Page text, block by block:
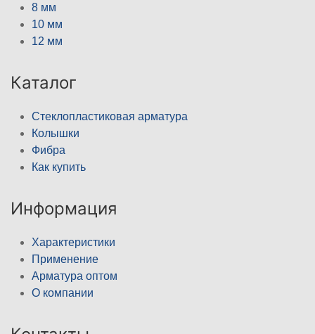
8 мм
10 мм
12 мм
Каталог
Стеклопластиковая арматура
Колышки
Фибра
Как купить
Информация
Характеристики
Применение
Арматура оптом
О компании